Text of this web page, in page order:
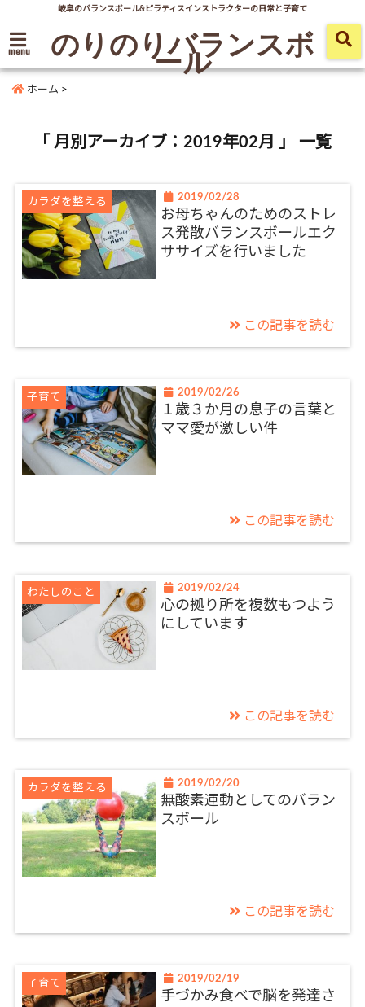
岐阜のバランスボール&ピラティスインストラクターの日常と子育て
menu のりのりバランスボ
ール
ホーム >
「 月別アーカイブ：2019年02月 」 一覧
カラダを整える 2019/02/28
お母ちゃんのためのストレ
ス発散バランスボールエク
ササイズを行いました
この記事を読む
子育て 2019/02/26
１歳３か月の息子の言葉と
ママ愛が激しい件
この記事を読む
わたしのこと 2019/02/24
心の拠り所を複数もつよう
にしています
この記事を読む
カラダを整える 2019/02/20
無酸素運動としてのバラン
スボール
この記事を読む
子育て 2019/02/19
手づかみ食べで脳を発達さ